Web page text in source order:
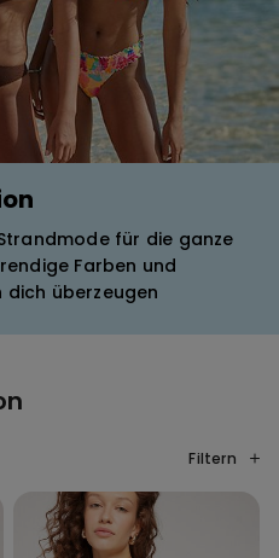
für die ganze
Farben und
überzeugen
Filtern